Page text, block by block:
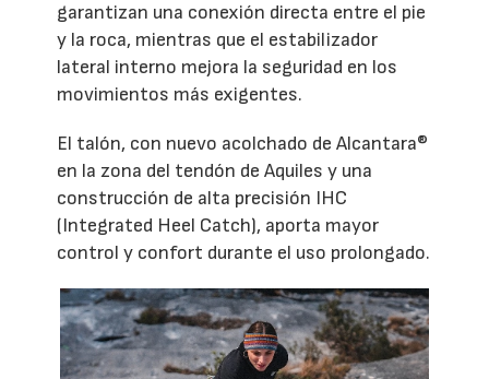
garantizan una conexión directa entre el pie
y la roca, mientras que el estabilizador
lateral interno mejora la seguridad en los
movimientos más exigentes.
El talón, con nuevo acolchado de Alcantara®
en la zona del tendón de Aquiles y una
construcción de alta precisión IHC
(Integrated Heel Catch), aporta mayor
control y confort durante el uso prolongado.